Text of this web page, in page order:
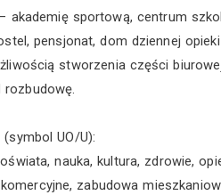
akademię sportową, centrum
pensjonat, dom dziennej
stworzenia części
rozbudowę.
UO/U):
nauka, kultura, zdrowie,
zabudowa